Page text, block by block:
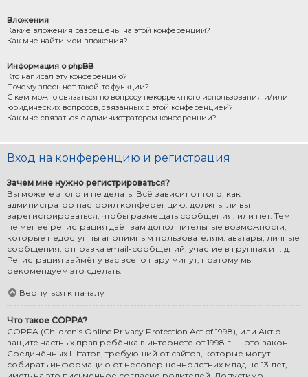
Вложения
Какие вложения разрешены на этой конференции?
Как мне найти мои вложения?
Информация о phpBB
Кто написал эту конференцию?
Почему здесь нет такой-то функции?
С кем можно связаться по вопросу некорректного использования и/или
юридических вопросов, связанных с этой конференцией?
Как мне связаться с администратором конференции?
Вход на конференцию и регистрация
Зачем мне нужно регистрироваться?
Вы можете этого и не делать. Всё зависит от того, как
администратор настроил конференцию: должны ли вы
зарегистрироваться, чтобы размещать сообщения, или нет. Тем
не менее регистрация даёт вам дополнительные возможности,
которые недоступны анонимным пользователям: аватары, личные
сообщения, отправка email-сообщений, участие в группах и т. д.
Регистрация займёт у вас всего пару минут, поэтому мы
рекомендуем это сделать.
Вернуться к началу
Что такое COPPA?
COPPA (Children’s Online Privacy Protection Act of 1998), или Акт о
защите частных прав ребёнка в интернете от 1998 г. — это закон
Соединённых Штатов, требующий от сайтов, которые могут
собирать информацию от несовершеннолетних младше 13 лет,